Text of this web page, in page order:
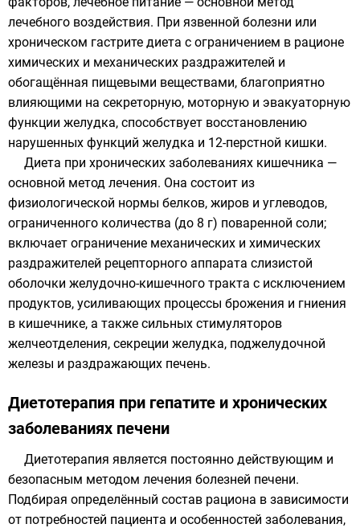
лечебного воздействия. При язвенной болезни или
хроническом гастрите диета с ограничением в рационе
химических и механических раздражителей и
обогащённая пищевыми веществами, благоприятно
влияющими на секреторную, моторную и эвакуаторную
функции желудка, способствует восстановлению
нарушенных функций желудка и 12-перстной кишки.
Диета при хронических заболеваниях кишечника —
основной метод лечения. Она состоит из
физиологической нормы белков, жиров и углеводов,
ограниченного количества (до 8 г) поваренной соли;
включает ограничение механических и химических
раздражителей рецепторного аппарата слизистой
оболочки желудочно-кишечного тракта с исключением
продуктов, усиливающих процессы брожения и гниения
в кишечнике, а также сильных стимуляторов
желчеотделения, секреции желудка, поджелудочной
железы и раздражающих печень.
Диетотерапия при гепатите и хронических
заболеваниях печени
Диетотерапия является постоянно действующим и
безопасным методом лечения болезней печени.
Подбирая определённый состав рациона в зависимости
от потребностей пациента и особенностей заболевания,